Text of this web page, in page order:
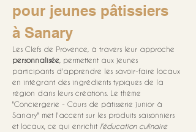
pour jeunes pâtissiers
à Sanary
Les Clefs de Provence, à travers leur approche
personnalisée , permettent aux jeunes
participants d'apprendre les savoir-faire locaux
en intégrant des ingrédients typiques de la
région dans leurs créations. Le thème
"Conciergerie - Cours de pâtisserie junior à
Sanary" met l'accent sur les produits saisonniers
et locaux, ce qui enrichit l'éducation culinaire